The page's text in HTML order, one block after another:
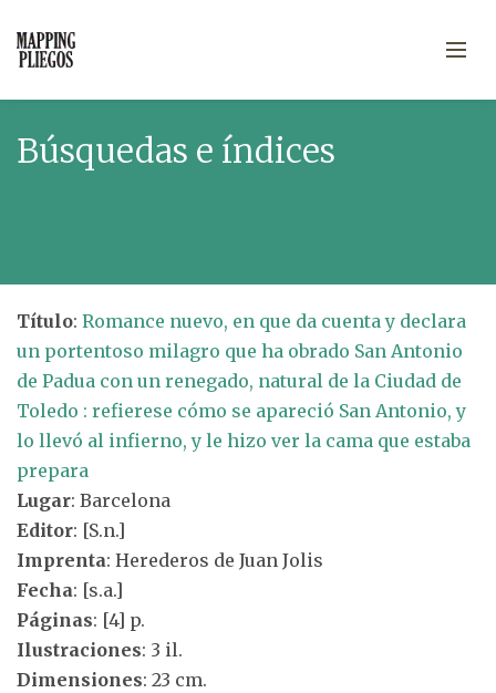
Búsquedas e índices
Título: Romance nuevo, en que da cuenta y declara
un portentoso milagro que ha obrado San Antonio
de Padua con un renegado, natural de la Ciudad de
Toledo : refierese cómo se apareció San Antonio, y
lo llevó al infierno, y le hizo ver la cama que estaba
prepara
Lugar: Barcelona
Editor: [S.n.]
Imprenta: Herederos de Juan Jolis
Fecha: [s.a.]
Páginas: [4] p.
Ilustraciones: 3 il.
Dimensiones: 23 cm.